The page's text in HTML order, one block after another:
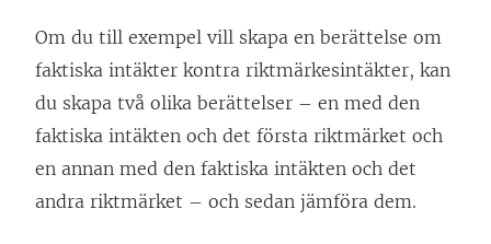
Om du till exempel vill skapa en berättelse om
faktiska intäkter kontra riktmärkesintäkter, kan
du skapa två olika berättelser – en med den
faktiska intäkten och det första riktmärket och
en annan med den faktiska intäkten och det
andra riktmärket – och sedan jämföra dem.